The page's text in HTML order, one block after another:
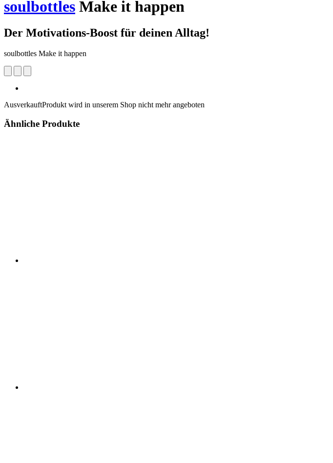
soulbottles Make it happen
Der Motivations-Boost für deinen Alltag!
soulbottles Make it happen
AusverkauftProdukt wird in unserem Shop nicht mehr angeboten
Ähnliche Produkte